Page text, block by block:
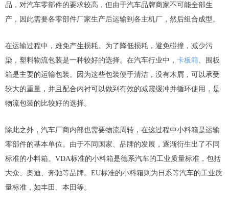
品，对汽车零部件的要求较高，但由于汽车品牌商家不可能全部生
产，因此需要各零部件厂家生产后运输到各主机厂，然后组合成型。
在运输过程中，难免产生损耗。为了降低损耗，避免碰撞，减少污
染，塑料物流包装是一种较好的选择。在汽车行业中， 卡板箱、围板
箱是主要的运输包装。因为这些包装便于清洁，没有木屑，可以承受
较大的重量，并且配合内衬可以做到有效的减震缓冲并循环使用，是
物流包装的比较好的选择。
除此之外，汽车厂商内部也需要物流周转，在这过程中小料箱是运输
零部件的基本单位。由于不同国家、品牌的发展，逐渐衍生出了不同
标准的小料箱。VDA标准的小料箱是德系汽车的工业质量标准，包括
大众、奥迪、奔驰等品牌。EU标准的小料箱则为日系等汽车的工业质
量标准，如丰田、本田等。